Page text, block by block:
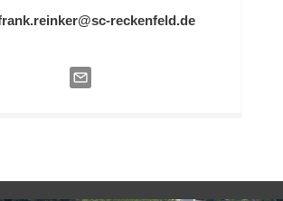
reckenfeld.de